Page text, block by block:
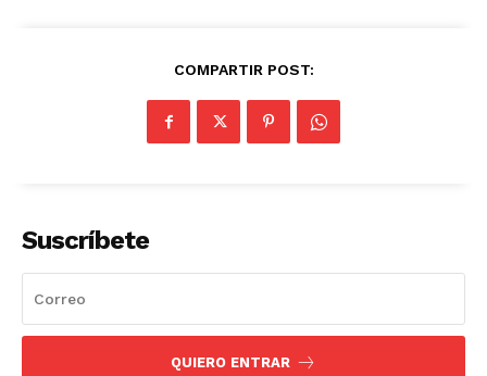
COMPARTIR POST:
Suscríbete
QUIERO ENTRAR